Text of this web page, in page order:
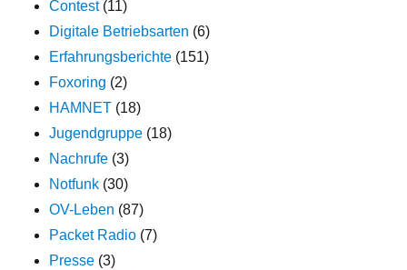
Contest(11)
Digitale Betriebsarten (6)
Erfahrungsberichte (151)
Foxoring (2)
HAMNET (18)
Jugendgruppe (18)
Nachrufe (3)
Notfunk (30)
OV-Leben (87)
Packet Radio (7)
Presse (3)